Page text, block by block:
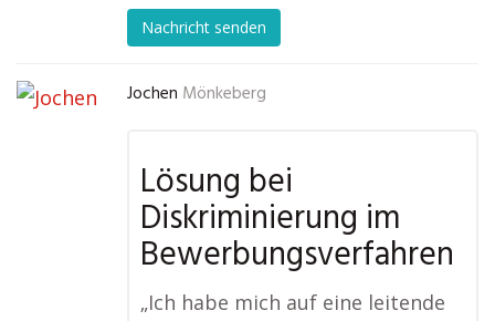
Nachricht senden
Jochen Mönkeberg
Lösung bei
Diskriminierung im
Bewerbungsverfahren
„Ich habe mich auf eine leitende